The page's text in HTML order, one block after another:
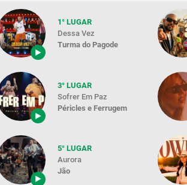
1° LUGAR
Dessa Vez
Turma do Pagode
3° LUGAR
Sofrer Em Paz
Péricles e Ferrugem
5° LUGAR
Aurora
Jão